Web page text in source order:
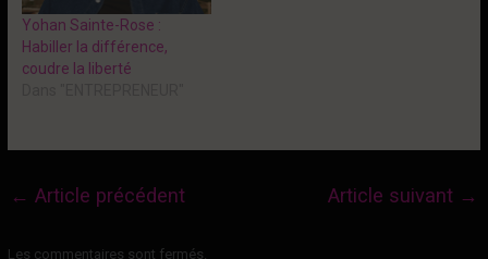
Yohan Sainte-Rose :
Habiller la différence,
coudre la liberté
← Article précédent Article suivant →
Les commentaires sont fermés.